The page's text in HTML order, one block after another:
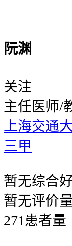
阮渊
关注
主任医师/
上海交通
三甲
暂无综合
暂无评价量
271患者量